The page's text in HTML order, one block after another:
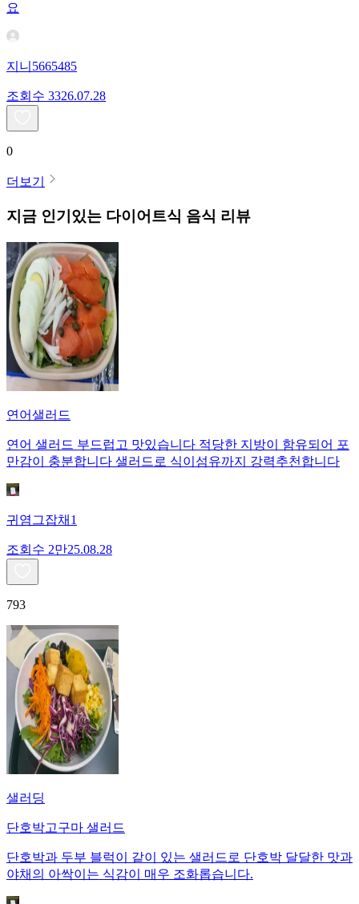
요
지니5665485
조회수 3326.07.28
0
더보기
지금 인기있는 다이어트식 음식 리뷰
연어샐러드
연어 샐러드 부드럽고 맛있습니다 적당한 지방이 함유되어 포
만감이 충분합니다 샐러드로 식이섬유까지 강력추천합니다
귀염그잡채1
조회수 2만25.08.28
793
샐러딩
단호박고구마 샐러드
단호박과 두부 블럭이 같이 있는 샐러드로 단호박 달달한 맛과
야채의 아싹이는 식감이 매우 조화롭습니다.